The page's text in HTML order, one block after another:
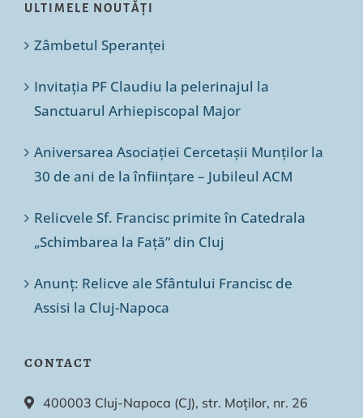
ULTIMELE NOUTĂȚI
Zâmbetul Speranței
Invitația PF Claudiu la pelerinajul la
Sanctuarul Arhiepiscopal Major
Aniversarea Asociației Cercetașii Munților la
30 de ani de la înființare – Jubileul ACM
Relicvele Sf. Francisc primite în Catedrala
„Schimbarea la Față” din Cluj
Anunț: Relicve ale Sfântului Francisc de
Assisi la Cluj-Napoca
CONTACT
400003 Cluj-Napoca (CJ), str. Moților, nr. 26